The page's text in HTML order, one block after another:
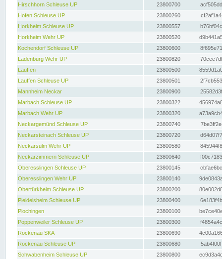
Hirschhorn Schleuse UP
23800700
Hofen Schleuse UP
23800260
Horkheim Schleuse UP
23800557
Horkheim Wehr UP
23800520
Kochendorf Schleuse UP
23800600
Ladenburg Wehr UP
23800820
Lauffen
23800500
Lauffen Schleuse UP
23800501
Mannheim Neckar
23800900
Marbach Schleuse UP
23800322
Marbach Wehr UP
23800320
Neckargemünd Schleuse UP
23800740
Neckarsteinach Schleuse UP
23800720
Neckarsulm Wehr UP
23800580
Neckarzimmern Schleuse UP
23800640
Oberesslingen Schleuse UP
23800145
Oberesslingen Wehr UP
23800140
Obertürkheim Schleuse UP
23800200
Pleidelsheim Schleuse UP
23800400
Plochingen
23800100
Poppenweiler Schleuse UP
23800300
Rockenau SKA
23800690
Rockenau Schleuse UP
23800680
Schwabenheim Schleuse UP
23800800